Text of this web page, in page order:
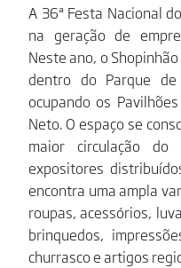
A 36ª Festa Nacional
na geração de
Neste ano, o
dentro do Parque de
ocupando os
Neto. O espaço se
maior circulação
expositores
encontra uma ampla
roupas, acessórios,
brinquedos,
churrasco e artigos